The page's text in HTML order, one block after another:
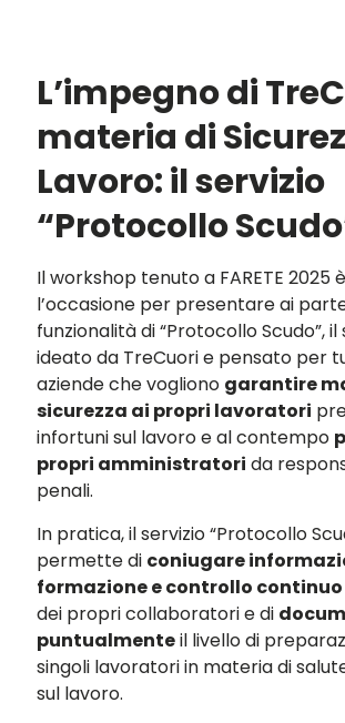
L’impegno di
materia di
Lavoro: il servizio
“Protocollo
Il workshop tenuto a FARETE 2025
l’occasione per presentare ai
funzionalità di “Protocollo Scudo”, il
ideato da TreCuori e pensato per
aziende che vogliono garantire
sicurezza ai propri lavoratori
infortuni sul lavoro e al contempo
propri amministratori da
penali.
In pratica, il servizio “Protocollo
permette di coniugare
formazione e controllo continuo
dei propri collaboratori e di
puntualmenteil livello di
singoli lavoratori in materia di
sul lavoro.